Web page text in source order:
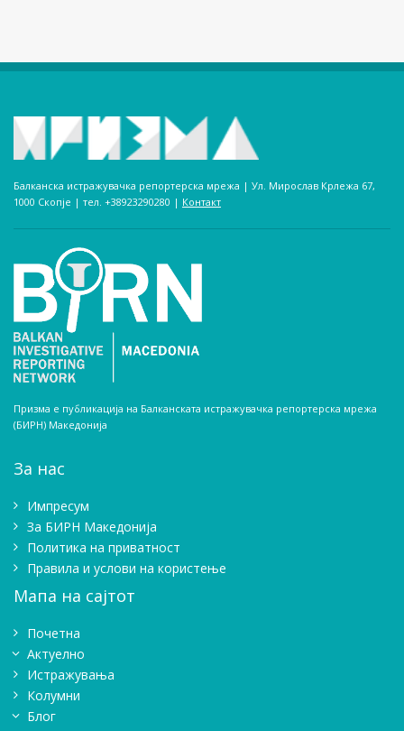
Балканска истражувачка репортерска мрежа | Ул. Мирослав Крлежа 67,
1000 Скопје | тел. +38923290280­ | Контакт
Призма е публикација на Балканската истражувачка репортерска мрежа
(БИРН) Македонија
За нас
Импресум
Зa БИРН Македонија
Политика на приватност
Правила и услови на користење
Мапа на сајтот
Почетна
Актуелно
Истражувањa
Колумни
Блог